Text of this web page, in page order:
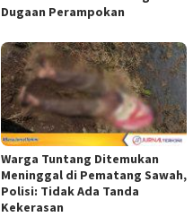
Dugaan Perampokan
Warga Tuntang Ditemukan
Meninggal di Pematang Sawah,
Polisi: Tidak Ada Tanda
Kekerasan